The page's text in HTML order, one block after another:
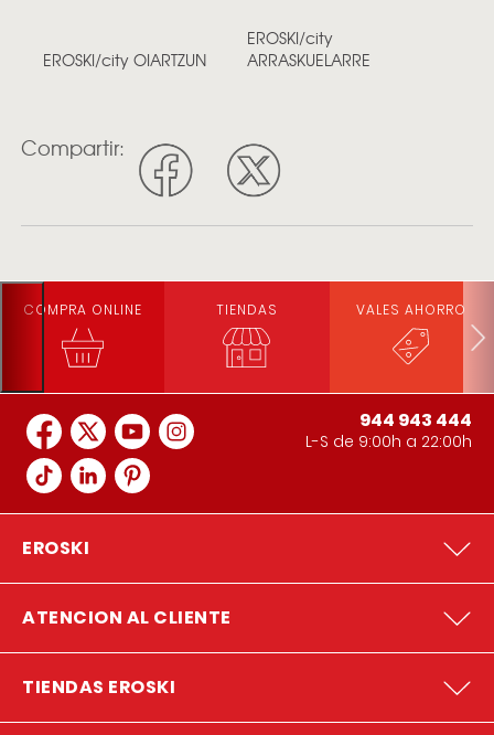
EROSKI/city OIARTZUN
EROSKI/city
ARRASKUELARRE
Compartir:
COMPRA ONLINE TIENDAS VALES AHORRO
944 943 444
L-S de 9:00h a 22:00h
EROSKI
ATENCION AL CLIENTE
TIENDAS EROSKI